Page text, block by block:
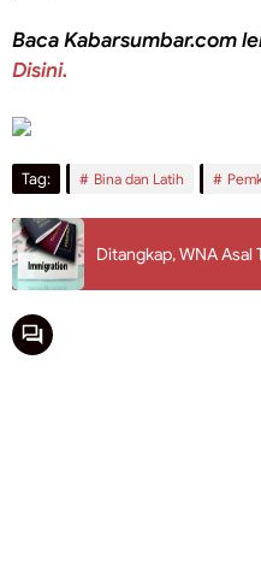
Baca Kabarsumbar.com
Disini.
Tag: Bina dan Latih
Ditangkap, WNA